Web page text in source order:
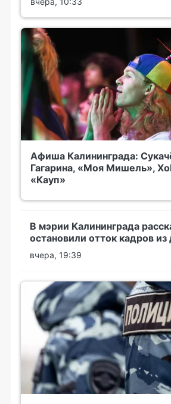
Афиша Калининграда:
Гагарина, «Моя Мишель»,
«Кауп»
В мэрии Калининграда
остановили отток кадров из
вчера, 19:39